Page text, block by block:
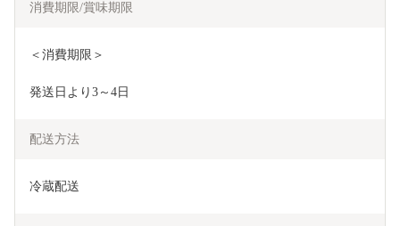
消費期限/賞味期限
＜消費期限＞
発送日より3～4日
配送方法
冷蔵配送